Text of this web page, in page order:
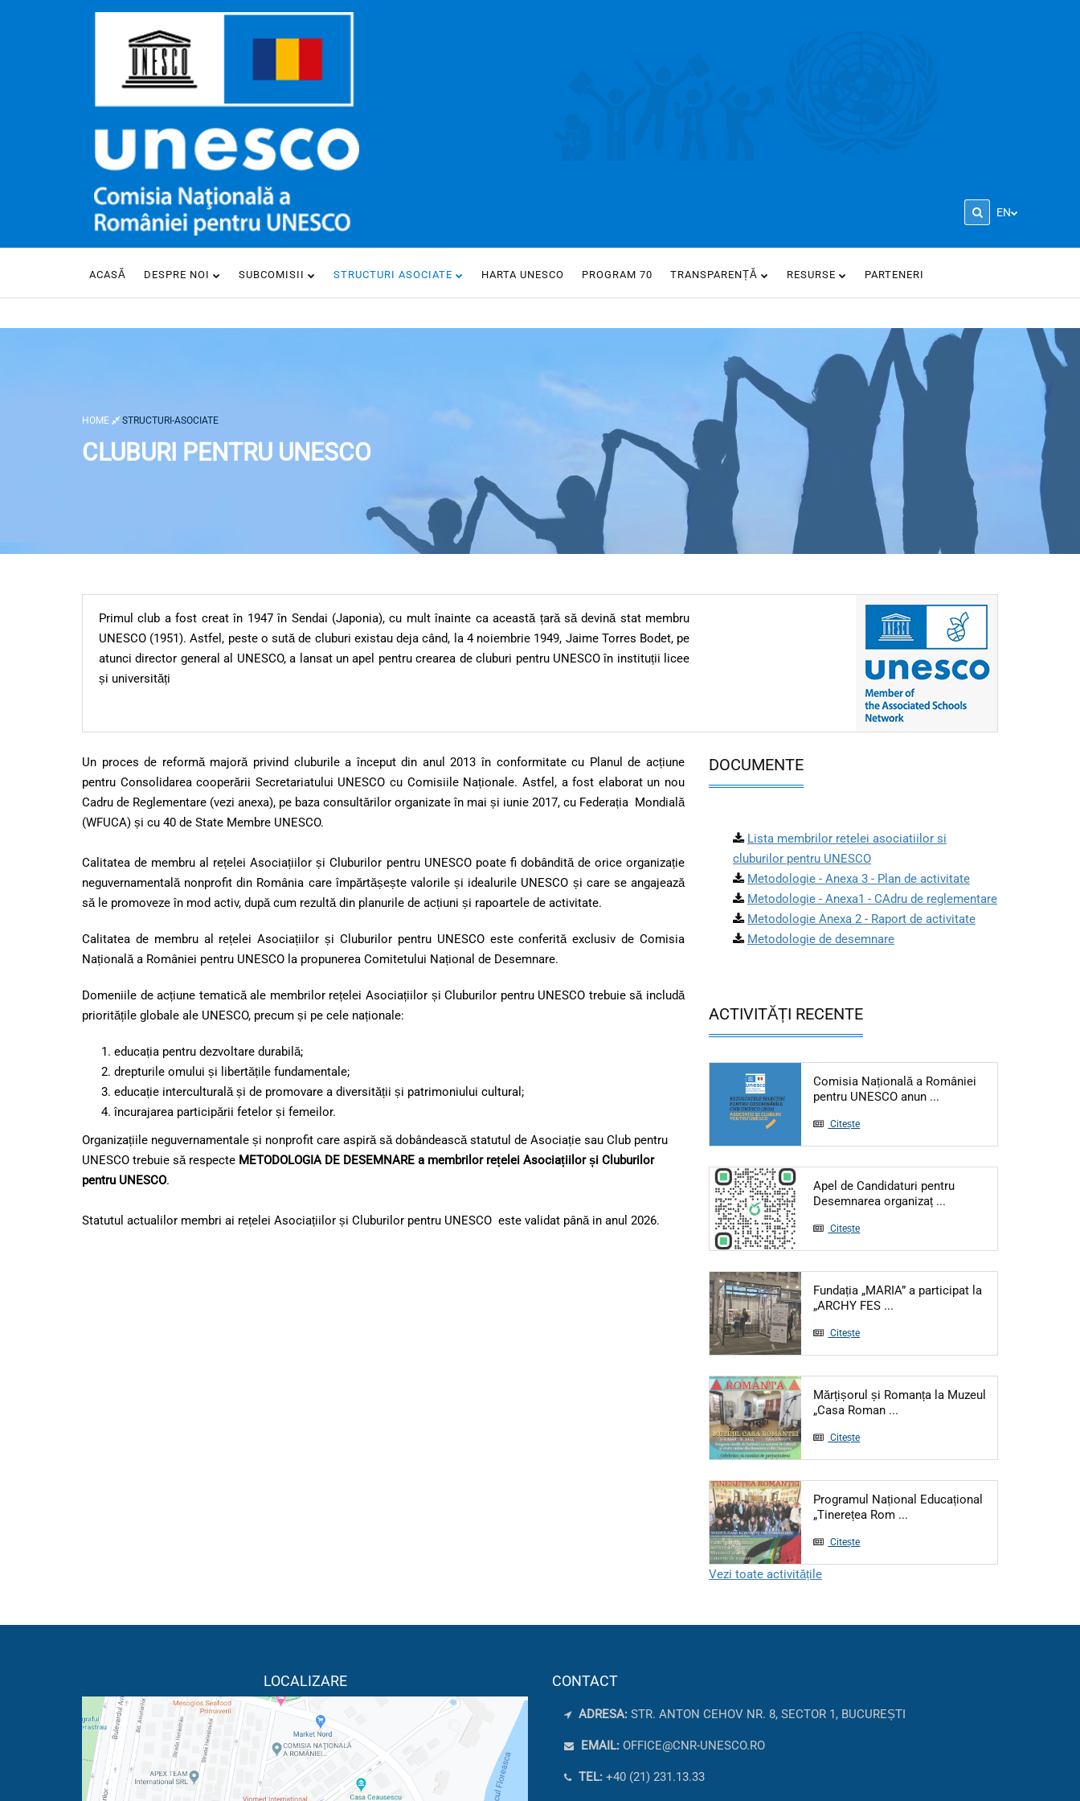
EN
ACASĂ DESPRE NOI SUBCOMISII STRUCTURI ASOCIATE HARTA UNESCO PROGRAM 70 TRANSPARENȚĂ RESURSE PARTENERI
HOME STRUCTURI-ASOCIATE
CLUBURI PENTRU UNESCO
Primul club a fost creat în 1947 în Sendai (Japonia), cu mult înainte ca această țară să devină stat membru
UNESCO (1951). Astfel, peste o sută de cluburi existau deja când, la 4 noiembrie 1949, Jaime Torres Bodet, pe
atunci director general al UNESCO, a lansat un apel pentru crearea de cluburi pentru UNESCO în instituții licee
și universități
Un proces de reformă majoră privind cluburile a început din anul 2013 în conformitate cu Planul de acțiune
pentru Consolidarea cooperării Secretariatului UNESCO cu Comisiile Naționale. Astfel, a fost elaborat un nou
Cadru de Reglementare (vezi anexa), pe baza consultărilor organizate în mai și iunie 2017, cu Federația Mondială
(WFUCA) și cu 40 de State Membre UNESCO.
Calitatea de membru al rețelei Asociațiilor și Cluburilor pentru UNESCO poate fi dobândită de orice organizație
neguvernamentală nonprofit din România care împărtășește valorile și idealurile UNESCO și care se angajează
să le promoveze în mod activ, după cum rezultă din planurile de acțiuni și rapoartele de activitate.
Calitatea de membru al rețelei Asociațiilor și Cluburilor pentru UNESCO este conferită exclusiv de Comisia
Națională a României pentru UNESCO la propunerea Comitetului Național de Desemnare.
Domeniile de acțiune tematică ale membrilor rețelei Asociațiilor și Cluburilor pentru UNESCO trebuie să includă
prioritățile globale ale UNESCO, precum și pe cele naționale:
educația pentru dezvoltare durabilă;
drepturile omului și libertățile fundamentale;
educație interculturală și de promovare a diversității și patrimoniului cultural;
încurajarea participării fetelor și femeilor.
Organizațiile neguvernamentale și nonprofit care aspiră să dobândească statutul de Asociație sau Club pentru
UNESCO trebuie să respecte METODOLOGIA DE DESEMNARE a membrilor rețelei Asociațiilor și Cluburilor
pentru UNESCO.
Statutul actualilor membri ai rețelei Asociațiilor și Cluburilor pentru UNESCO este validat până in anul 2026.
DOCUMENTE
Lista membrilor retelei asociatiilor si
cluburilor pentru UNESCO
Metodologie - Anexa 3 - Plan de activitate
Metodologie - Anexa1 - CAdru de reglementare
Metodologie Anexa 2 - Raport de activitate
Metodologie de desemnare
ACTIVITĂȚI RECENTE
Comisia Națională a României
pentru UNESCO anun ...
Citește
Apel de Candidaturi pentru
Desemnarea organizaț ...
Citește
Fundația „MARIA” a participat la
„ARCHY FES ...
Citește
Mărțișorul și Romanța la Muzeul
„Casa Roman ...
Citește
Programul Național Educațional
„Tinerețea Rom ...
Citește
Vezi toate activitățile
LOCALIZARE CONTACT
ADRESA: STR. ANTON CEHOV NR. 8, SECTOR 1, BUCUREȘTI
EMAIL: OFFICE@CNR-UNESCO.RO
TEL: +40 (21) 231.13.33